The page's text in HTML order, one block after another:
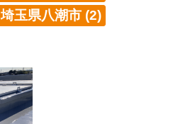
埼玉県八潮市 (2)